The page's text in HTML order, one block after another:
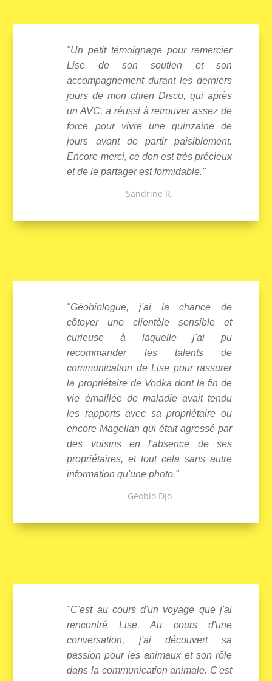
"Un petit témoignage pour remercier
Lise de son soutien et son
accompagnement durant les derniers
jours de mon chien Disco, qui après
un AVC, a réussi à retrouver assez de
force pour vivre une quinzaine de
jours avant de partir paisiblement.
Encore merci, ce don est très précieux
et de le partager est formidable."
Sandrine R.
"Géobiologue, j'ai la chance de
côtoyer une clientèle sensible et
curieuse à laquelle j'ai pu
recommander les talents de
communication de Lise pour rassurer
la propriétaire de Vodka dont la fin de
vie émaillée de maladie avait tendu
les rapports avec sa propriétaire ou
encore Magellan qui était agressé par
des voisins en l'absence de ses
propriétaires, et tout cela sans autre
information qu'une photo."
Géobio Djo
"C'est au cours d'un voyage que j'ai
rencontré Lise. Au cours d'une
conversation, j'ai découvert sa
passion pour les animaux et son rôle
dans la communication animale. C'est